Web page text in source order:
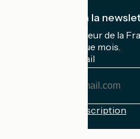
Je m'abonne à la
Recevez le meilleur de la
boîte mail chaque mois.
Mon adresse mail
Conditions d'inscription